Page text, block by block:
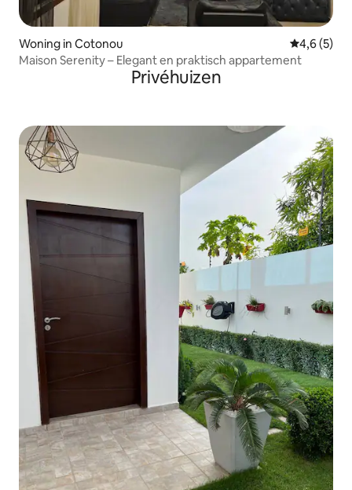
Woning in Cotonou
4,6 (5)
Maison Serenity – Elegant en praktisch appartement
Privéhuizen